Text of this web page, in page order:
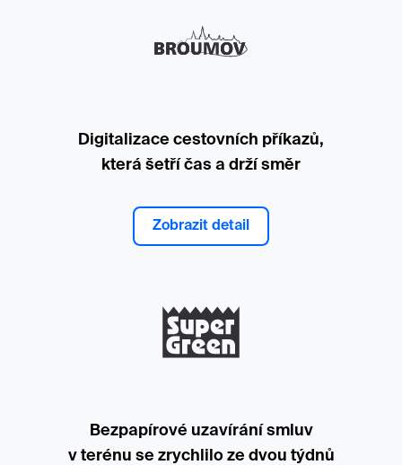
Digitalizace cestovních příkazů,
která šetří čas a drží směr
Zobrazit detail
Bezpapírové uzavírání smluv
v terénu se zrychlilo ze dvou týdnů